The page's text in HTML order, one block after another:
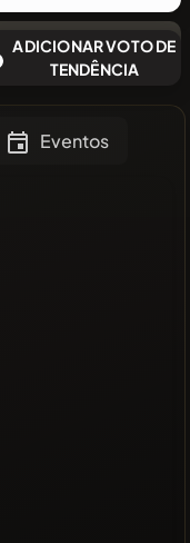
ADICIONAR VOTO DE
TENDÊNCIA
Eventos